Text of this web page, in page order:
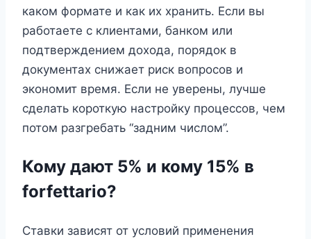
каком формате и как их хранить. Если вы
работаете с клиентами, банком или
подтверждением дохода, порядок в
документах снижает риск вопросов и
экономит время. Если не уверены, лучше
сделать короткую настройку процессов, чем
потом разгребать “задним числом”.
Кому дают 5% и кому 15% в
forfettario?
Ставки зависят от условий применения